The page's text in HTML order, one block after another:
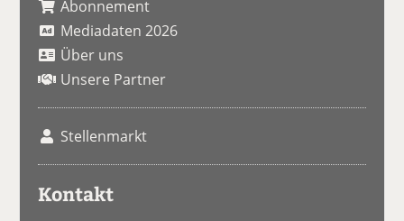
Abonnement
Mediadaten 2026
Über uns
Unsere Partner
Stellenmarkt
Kontakt